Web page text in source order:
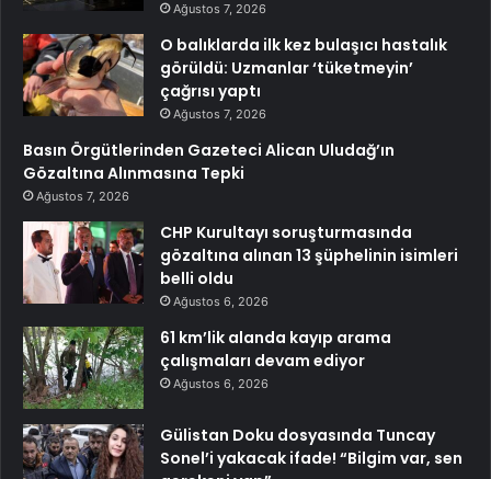
Ağustos 7, 2026
O balıklarda ilk kez bulaşıcı hastalık
görüldü: Uzmanlar ‘tüketmeyin’
çağrısı yaptı
Ağustos 7, 2026
Basın Örgütlerinden Gazeteci Alican Uludağ’ın
Gözaltına Alınmasına Tepki
Ağustos 7, 2026
CHP Kurultayı soruşturmasında
gözaltına alınan 13 şüphelinin isimleri
belli oldu
Ağustos 6, 2026
61 km’lik alanda kayıp arama
çalışmaları devam ediyor
Ağustos 6, 2026
Gülistan Doku dosyasında Tuncay
Sonel’i yakacak ifade! “Bilgim var, sen